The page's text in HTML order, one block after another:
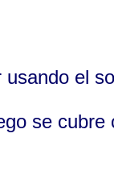
el
se cubre